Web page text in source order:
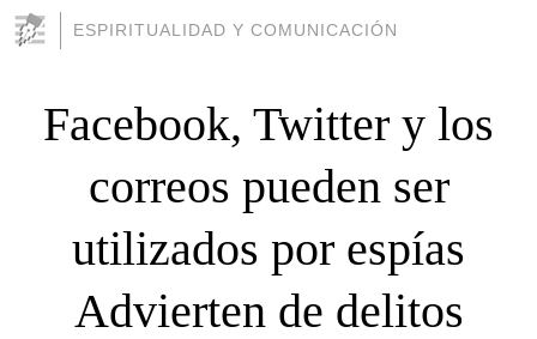
ESPIRITUALIDAD Y COMUNICACIÓN
Facebook, Twitter y los
correos pueden ser
utilizados por espías
Advierten de delitos